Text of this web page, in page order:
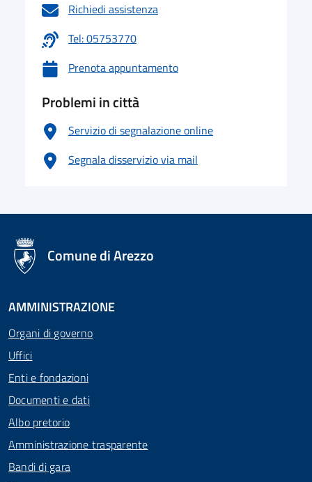
Richiedi assistenza
Tel: 05753770
Prenota appuntamento
Problemi in città
Servizio di segnalazione online
Segnala disservizio via mail
logo Unione Europea
Comune di Arezzo
AMMINISTRAZIONE
Organi di governo
Uffici
Enti e fondazioni
Documenti e dati
Albo pretorio
Amministrazione trasparente
Bandi di gara